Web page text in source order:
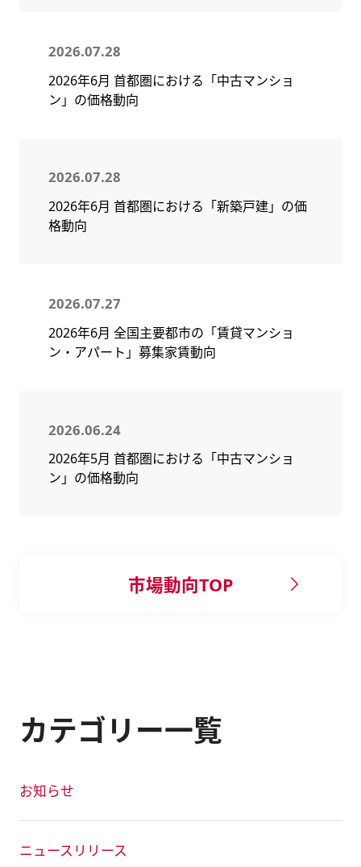
2026.07.28
2026年6月 首都圏における「中古マンショ
ン」の価格動向
2026.07.28
2026年6月 首都圏における「新築戸建」の価
格動向
2026.07.27
2026年6月 全国主要都市の「賃貸マンショ
ン・アパート」募集家賃動向
2026.06.24
2026年5月 首都圏における「中古マンショ
ン」の価格動向
市場動向TOP
カテゴリー一覧
お知らせ
ニュースリリース